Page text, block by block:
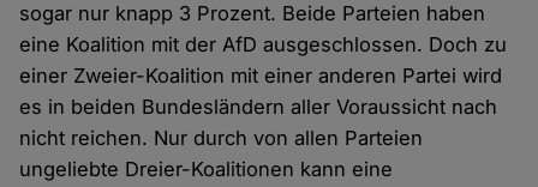
sogar nur knapp 3 Prozent. Beide Parteien haben
eine Koalition mit der AfD ausgeschlossen. Doch zu
einer Zweier-Koalition mit einer anderen Partei wird
es in beiden Bundesländern aller Voraussicht nach
nicht reichen. Nur durch von allen Parteien
ungeliebte Dreier-Koalitionen kann eine